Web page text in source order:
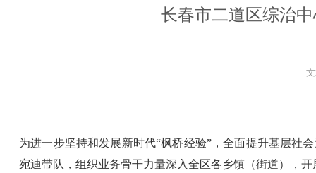
长春市二道区综治
为进一步坚持和发展新时代“枫桥经验”，全面提升基层社
宛迪带队，组织业务骨干力量深入全区各乡镇（街道），